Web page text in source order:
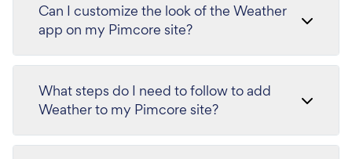
Can I customize the look of the Weather
app on my Pimcore site?
What steps do I need to follow to add
Weather to my Pimcore site?